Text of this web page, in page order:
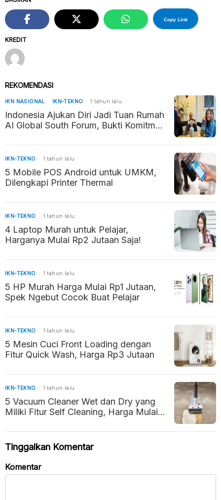
KREDIT
Copy Link
REKOMENDASI
IKN NASIONAL IKN-TEKNO 1 tahun lalu
Indonesia Ajukan Diri Jadi Tuan Rumah
AI Global South Forum, Bukti Komitmen
IKN-TEKNO 1 tahun lalu
5 Mobile POS Android untuk UMKM,
Dilengkapi Printer Thermal
IKN-TEKNO 1 tahun lalu
4 Laptop Murah untuk Pelajar,
Harganya Mulai Rp2 Jutaan Saja!
IKN-TEKNO 1 tahun lalu
5 HP Murah Harga Mulai Rp1 Jutaan,
Spek Ngebut Cocok Buat Pelajar
IKN-TEKNO 1 tahun lalu
5 Mesin Cuci Front Loading dengan
Fitur Quick Wash, Harga Rp3 Jutaan
IKN-TEKNO 1 tahun lalu
5 Vacuum Cleaner Wet dan Dry yang
Miliki Fitur Self Cleaning, Harga Mulai
Tinggalkan Komentar
Komentar